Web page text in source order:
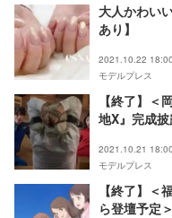
大人かわい
あり】
2021.10.22 18:00
モデルプレス
【終了】＜
地X』完成
2021.10.21 18:00
モデルプレス
【終了】＜
ら登壇予定